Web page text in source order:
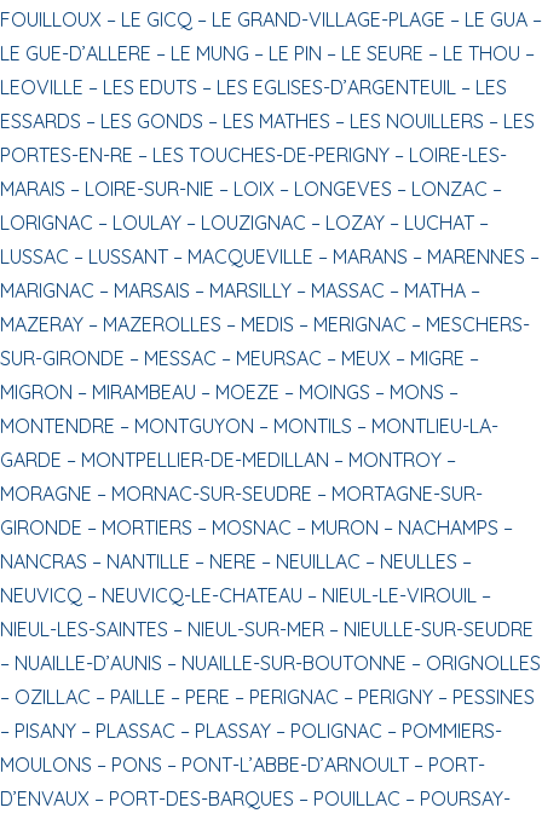
FOUILLOUX – LE GICQ – LE GRAND-VILLAGE-PLAGE – LE GUA –
LE GUE-D’ALLERE – LE MUNG – LE PIN – LE SEURE – LE THOU –
LEOVILLE – LES EDUTS – LES EGLISES-D’ARGENTEUIL – LES
ESSARDS – LES GONDS – LES MATHES – LES NOUILLERS – LES
PORTES-EN-RE – LES TOUCHES-DE-PERIGNY – LOIRE-LES-
MARAIS – LOIRE-SUR-NIE – LOIX – LONGEVES – LONZAC –
LORIGNAC – LOULAY – LOUZIGNAC – LOZAY – LUCHAT –
LUSSAC – LUSSANT – MACQUEVILLE – MARANS – MARENNES –
MARIGNAC – MARSAIS – MARSILLY – MASSAC – MATHA –
MAZERAY – MAZEROLLES – MEDIS – MERIGNAC – MESCHERS-
SUR-GIRONDE – MESSAC – MEURSAC – MEUX – MIGRE –
MIGRON – MIRAMBEAU – MOEZE – MOINGS – MONS –
MONTENDRE – MONTGUYON – MONTILS – MONTLIEU-LA-
GARDE – MONTPELLIER-DE-MEDILLAN – MONTROY –
MORAGNE – MORNAC-SUR-SEUDRE – MORTAGNE-SUR-
GIRONDE – MORTIERS – MOSNAC – MURON – NACHAMPS –
NANCRAS – NANTILLE – NERE – NEUILLAC – NEULLES –
NEUVICQ – NEUVICQ-LE-CHATEAU – NIEUL-LE-VIROUIL –
NIEUL-LES-SAINTES – NIEUL-SUR-MER – NIEULLE-SUR-SEUDRE
– NUAILLE-D’AUNIS – NUAILLE-SUR-BOUTONNE – ORIGNOLLES
– OZILLAC – PAILLE – PERE – PERIGNAC – PERIGNY – PESSINES
– PISANY – PLASSAC – PLASSAY – POLIGNAC – POMMIERS-
MOULONS – PONS – PONT-L’ABBE-D’ARNOULT – PORT-
D’ENVAUX – PORT-DES-BARQUES – POUILLAC – POURSAY-